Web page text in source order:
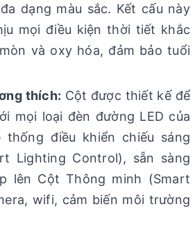
dạng màu sắc. Kết cấu này
mọi điều kiện thời tiết khắc
và oxy hóa, đảm bảo tuổi
thích: Cột được thiết kế để
mọi loại đèn đường LED của
thống điều khiển chiếu sáng
Lighting Control), sẵn sàng
lên Cột Thông minh (Smart
wifi, cảm biến môi trường